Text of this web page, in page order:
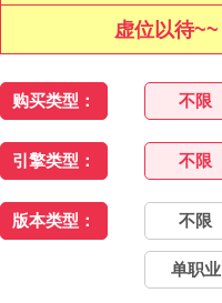
虚位以待~~
购买类型： 不限
引擎类型： 不限
版本类型： 不限
单职业